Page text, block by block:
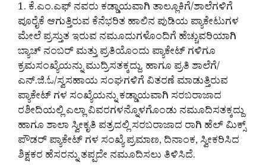
1. ಕೆ.ಎಂ.ಎಫ್ ನವರು ಕಡ್ಡಾಯವಾಗಿ ತಾಲ್ಲೂಕಿಗೆ/ಶಾಲೆಗಳಿಗೆ
ಪೂರೈಕೆ ಆಗುತ್ತಿರುವ ಕೆನೆಭರಿತ ಹಾಲಿನ ಪುಡಿಯ ಪ್ಯಾಕೇಟುಗಳ
ಮೇಲೆ ಪ್ರಸ್ತುತ ಇರುವ ನಮೂದುಗಳೊಂದಿಗೆ ಹೆಚ್ಚುವರಿಯಾಗಿ
ಬ್ಯಾಚ್ ನಂಬ‌ರ್ ಮತ್ತು ಪ್ರತಿಯೊಂದು ಪ್ಯಾಕೇಟ್ ಗಳಿಗೂ
ಕ್ರಮಸಂಖ್ಯೆಯನ್ನು ಮುದ್ರಿಸತಕ್ಕದ್ದು. ಹಾಗೂ ಪ್ರತಿ ಶಾಲೆಗೆ/
ಎನ್.ಜಿ.ಓ/ಸ್ವಸಹಾಯ ಸಂಘಗಳಿಗೆ ವಿತರಣೆ ಮಾಡುತ್ತಿರುವ
ಪ್ಯಾಕೇಟ್ ಗಳ ಸಂಖ್ಯೆಯನ್ನು ಕಡ್ಡಾಯವಾಗಿ ಸರಬರಾಜಾದ
ರಶೀದಿಯಲ್ಲಿ ಎಲ್ಲಾ ವಿವರಗಳನ್ನೊಳಗೊಂಡು ನಮೂದಿಸತಕ್ಕದ್ದು
ಹಾಗೂ ಶಾಲಾ ಸ್ವೀಕೃತಿ ಪತ್ರದಲ್ಲಿ ಸರಬರಾಜಾದ ರಾಗಿ ಹೆಲ್ ಮಿಕ್ಸ್
ಪೌಡರ್ ಪ್ಯಾಕೇಟ್ ಗಳ ಸಂಖ್ಯೆ ಪ್ರಮಾಣ, ದಿನಾಂಕ, ಸ್ವೀಕರಿಸಿದ
ಶಿಕ್ಷಕರ ಹೆಸರನ್ನು ತಪ್ಪದೇ ನಮೂದಿಸಲು ತಿಳಿಸಿದೆ.